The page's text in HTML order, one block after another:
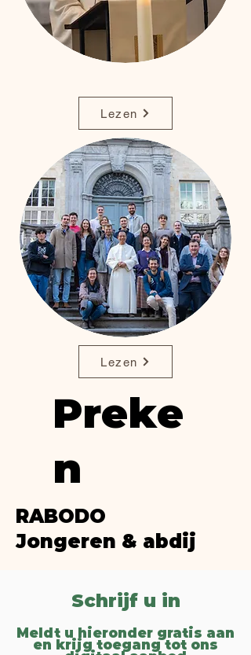
Lezen
Lezen
Preke
n
RABODO
Jongeren & abdij
Schrijf u in
Meldt u hieronder gratis aan
en krijg toegang tot ons